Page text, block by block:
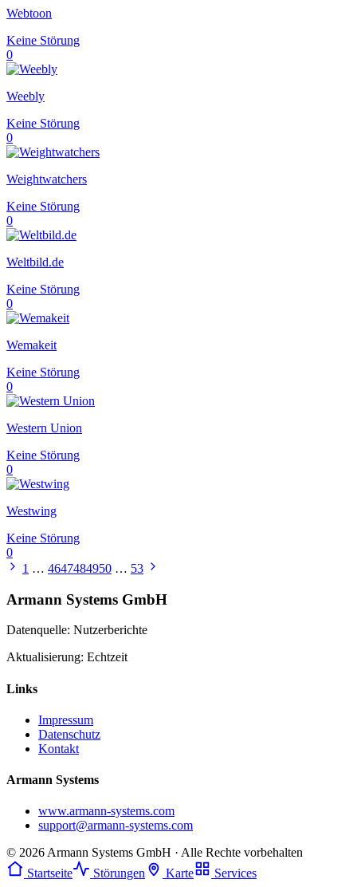
Webtoon
Keine Störung
0
Weebly
Keine Störung
0
Weightwatchers
Keine Störung
0
Weltbild.de
Keine Störung
0
Wemakeit
Keine Störung
0
Western Union
Keine Störung
0
Westwing
Keine Störung
0
1 … 4647484950 … 53
Armann Systems GmbH
Datenquelle: Nutzerberichte
Aktualisierung: Echtzeit
Links
Impressum
Datenschutz
Kontakt
Armann Systems
www.armann-systems.com
support@armann-systems.com
© 2026 Armann Systems GmbH · Alle Rechte vorbehalten
Startseite
Störungen Karte Services